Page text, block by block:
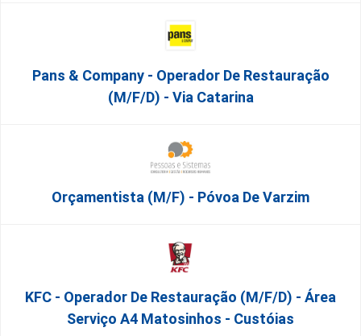
Pans & Company - Operador De Restauração
(m/f/d) - Via Catarina
Orçamentista (m/f) - Póvoa De Varzim
KFC - Operador De Restauração (m/f/d) - Área
Serviço A4 Matosinhos - Custóias